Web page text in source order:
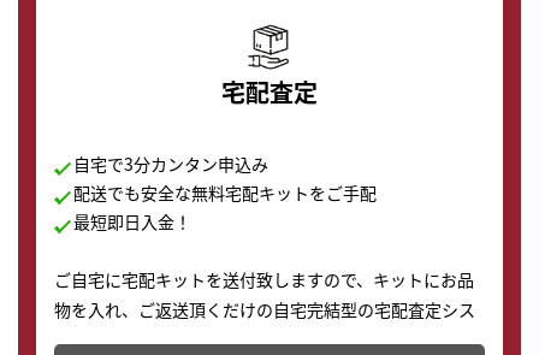
宅配査定
自宅で3分カンタン申込み
配送でも安全な無料宅配キットをご手配
最短即日入金！
ご自宅に宅配キットを送付致しますので、キットにお品
物を入れ、ご返送頂くだけの自宅完結型の宅配査定シス
テムです。